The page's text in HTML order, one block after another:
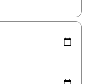
เพื่อสำรวจผลการค้นหา